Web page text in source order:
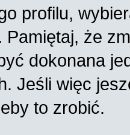
profilu,
Pamiętaj, że
dokonana
Jeśli więc
to zrobić.